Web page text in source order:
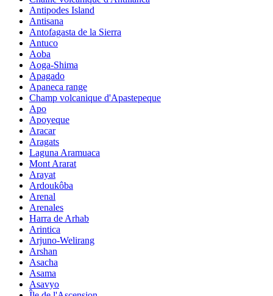
Antipodes Island
Antisana
Antofagasta de la Sierra
Antuco
Aoba
Aoga-Shima
Apagado
Apaneca range
Champ volcanique d'Apastepeque
Apo
Apoyeque
Aracar
Aragats
Laguna Aramuaca
Mont Ararat
Arayat
Ardoukôba
Arenal
Arenales
Harra de Arhab
Arintica
Arjuno-Welirang
Arshan
Asacha
Asama
Asavyo